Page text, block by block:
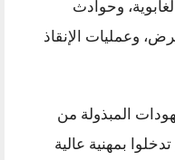
وحوادث
وعمليات الإنقاذ
المبذولة من
بمهنية عالية